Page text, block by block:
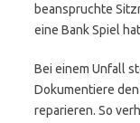
beanspruchte
eine Bank Spiel
Bei einem Unfall
Dokumentiere
reparieren. So